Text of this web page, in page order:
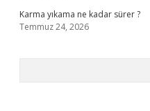
Karma yıkama ne kadar sürer ?
Temmuz 24, 2026